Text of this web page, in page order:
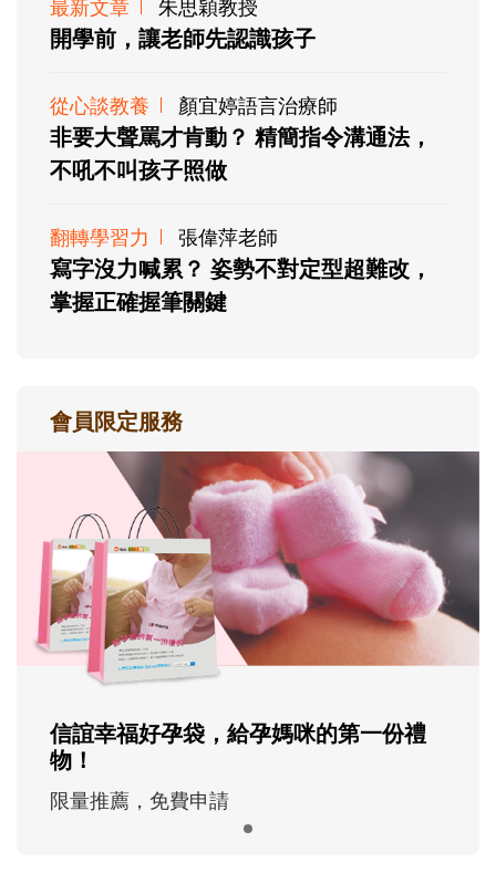
最新文章 朱思穎教授
開學前，讓老師先認識孩子
從心談教養 顏宜婷語言治療師
非要大聲罵才肯動？ 精簡指令溝通法，
不吼不叫孩子照做
翻轉學習力 張偉萍老師
寫字沒力喊累？ 姿勢不對定型超難改，
掌握正確握筆關鍵
會員限定服務
信誼幸福好孕袋，給孕媽咪的第一份禮
物！
限量推薦，免費申請